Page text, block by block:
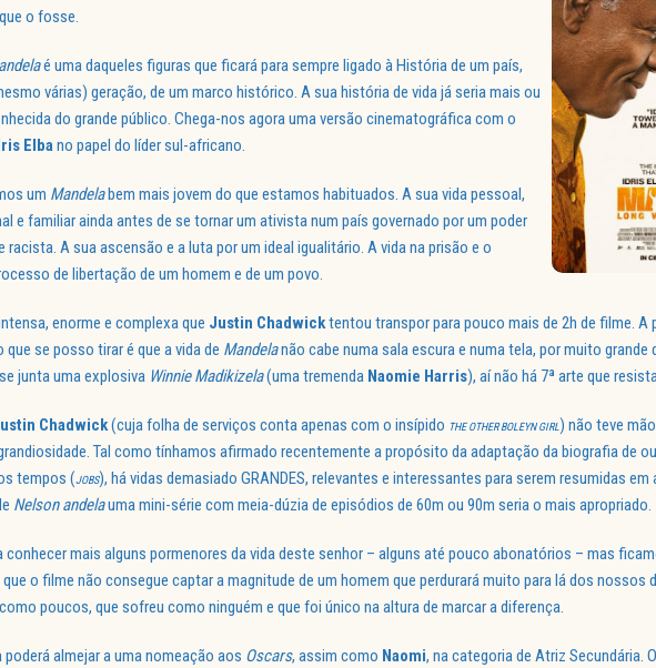
o fosse.
é uma daqueles figuras que ficará para sempre ligado à História de um país,
várias) geração, de um marco histórico. A sua história de vida já seria mais ou
do grande público. Chega-nos agora uma versão cinematográfica com o
Elbano papel do líder sul-africano.
um Mandelabem mais jovem do que estamos habituados. A sua vida pessoal,
e familiar ainda antes de se tornar um ativista num país governado por um poder
racista. A sua ascensão e a luta por um ideal igualitário. A vida na prisão e o
de libertação de um homem e de um povo.
enorme e complexa que Justin Chadwicktentou transpor para pouco mais de 2h de filme. A
que se posso tirar é que a vida de Mandelanão cabe numa sala escura e numa tela, por muito grande
junta uma explosiva Winnie Madikizela(uma tremenda Naomie Harris), aí não há 7ª arte que
Chadwick(cuja folha de serviços conta apenas com o insípido THE OTHER BOLEYN GIRL) não teve
Tal como tínhamos afirmado recentemente a propósito da adaptação da biografia de
tempos (JOBS), há vidas demasiado GRANDES, relevantes e interessantes para serem resumidas em
Nelson andelauma mini-série com meia-dúzia de episódios de 60m ou 90m seria o mais apropriado.
conhecer mais alguns pormenores da vida deste senhor – alguns até pouco abonatórios – mas
o filme não consegue captar a magnitude de um homem que perdurará muito para lá dos nossos
poucos, que sofreu como ninguém e que foi único na altura de marcar a diferença.
poderá almejar a uma nomeação aos Oscars, assim como Naomi, na categoria de Atriz Secundária.